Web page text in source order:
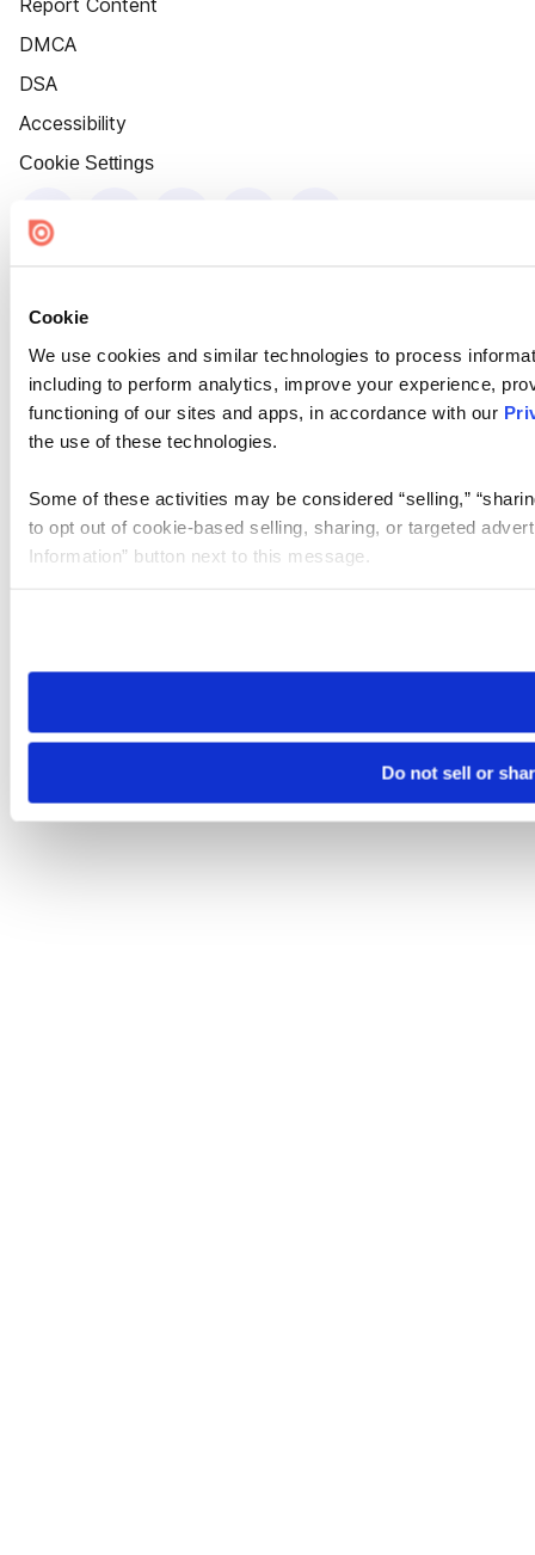
Cookie
We use cookies and similar technologies to process
including to perform analytics, improve your experience,
functioning of our sites and apps, in accordance with our
the use of these technologies.
Some of these activities may be considered “selling,”
to opt out of cookie-based selling, sharing, or targeted
Information” button next to this message.
need to be set again.
Do not sell or
Report Content
DMCA
DSA
Accessibility
Cookie Settings